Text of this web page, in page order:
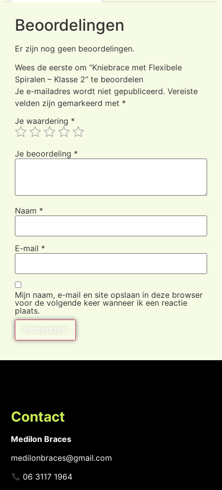
Beoordelingen
Er zijn nog geen beoordelingen.
Wees de eerste om “Kniebrace met Flexibele
Spiralen – Klasse 2” te beoordelen
Je e-mailadres wordt niet gepubliceerd. Vereiste
velden zijn gemarkeerd met *
Je waardering *
Je beoordeling *
Naam *
E-mail *
Mijn naam, e-mail en site opslaan in deze browser
voor de volgende keer wanneer ik een reactie
plaats.
Contact
Medilon Braces
medilonbraces@gmail.com
06 3117 1964